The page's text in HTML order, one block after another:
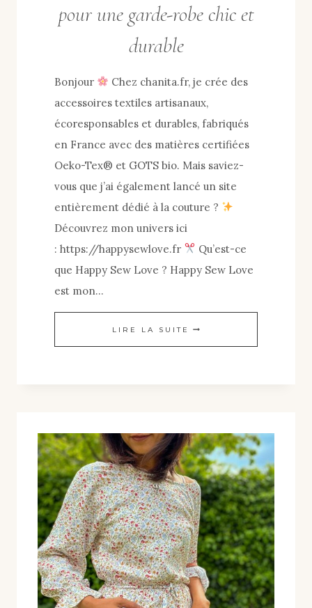
pour une garde-robe chic et
durable
Bonjour
Chez chanita.fr, je crée des
accessoires textiles artisanaux,
écoresponsables et durables, fabriqués
en France avec des matières certifiées
Oeko-Tex® et GOTS bio. Mais saviez-
vous que j’ai également lancé un site
entièrement dédié à la couture ?
Découvrez mon univers ici
: https://happysewlove.fr
Qu’est-ce
que Happy Sew Love ? Happy Sew Love
est mon…
LIRE LA SUITE
HAPPY
DIY
COUTURE
ET
SLOW
FASHION
POUR
UNE
GARDE-
ROBE